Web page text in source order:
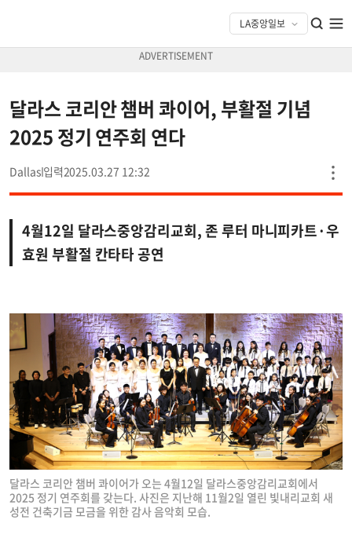
달라스 코리안 챔버 콰이어, 부활절 기념
2025 정기 연주회 연다
Dallas 2025.03.27 12:32
4월12일 달라스중앙감리교회, 존 루터 마니피카트·우
효원 부활절 칸타타 공연
달라스 코리안 챔버 콰이어가 오는 4월12일 달라스중앙감리교회에서
2025 정기 연주회를 갖는다. 사진은 지난해 11월2일 열린 빛내리교회 새
성전 건축기금 모금을 위한 감사 음악회 모습.